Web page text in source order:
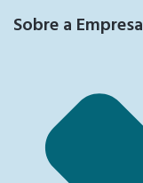
Sobre a Empresa